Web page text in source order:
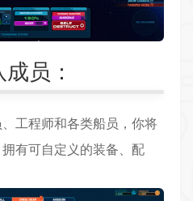
员：
工程师和各类船员，你将
有可自定义的装备、配